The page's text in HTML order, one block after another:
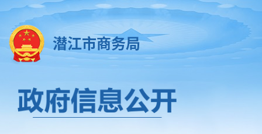
潜江市商务局